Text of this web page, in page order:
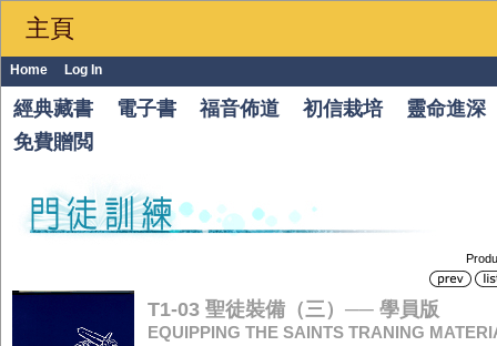
主頁
Home Log In
經典藏書 電子書 福音佈道 初信栽培
靈命進深
免費贈閲
T1-03 聖徒裝備（三）── 學員版
EQUIPPING THE SAINTS TRANING